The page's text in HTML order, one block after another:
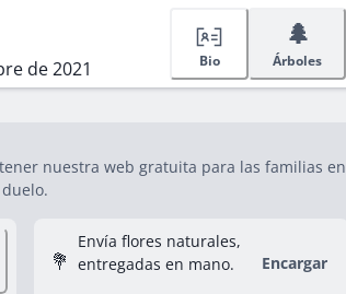
de 2021 Bio
🌲
Árboles
nuestra web gratuita para las familias en
duelo.
💐
Envía flores naturales,
entregadas en mano.
Encargar